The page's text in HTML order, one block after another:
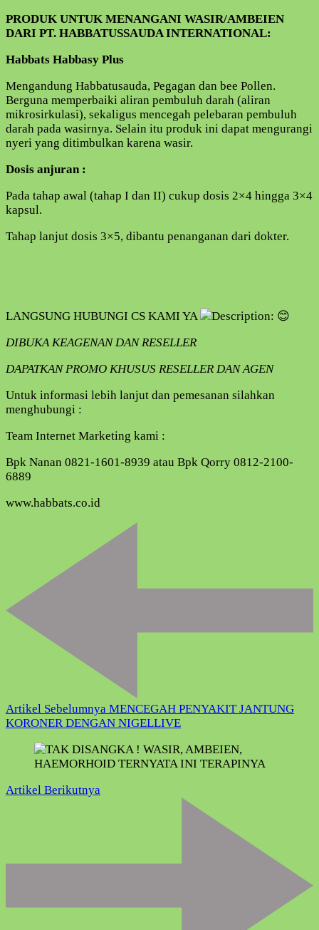
PRODUK UNTUK MENANGANI WASIR/AMBEIEN
DARI PT. HABBATUSSAUDA INTERNATIONAL:
Habbats Habbasy Plus
Mengandung Habbatusauda, Pegagan dan bee Pollen.
Berguna memperbaiki aliran pembuluh darah (aliran
mikrosirkulasi), sekaligus mencegah pelebaran pembuluh
darah pada wasirnya. Selain itu produk ini dapat mengurangi
nyeri yang ditimbulkan karena wasir.
Dosis anjuran :
Pada tahap awal (tahap I dan II) cukup dosis 2×4 hingga 3×4
kapsul.
Tahap lanjut dosis 3×5, dibantu penanganan dari dokter.
LANGSUNG HUBUNGI CS KAMI YA
DIBUKA KEAGENAN DAN RESELLER
DAPATKAN PROMO KHUSUS RESELLER DAN AGEN
Untuk informasi lebih lanjut dan pemesanan silahkan
menghubungi :
Team Internet Marketing kami :
Bpk Nanan 0821-1601-8939 atau Bpk Qorry 0812-2100-
6889
www.habbats.co.id
Artikel Sebelumnya MENCEGAH PENYAKIT JANTUNG
KORONER DENGAN NIGELLIVE
Artikel Berikutnya